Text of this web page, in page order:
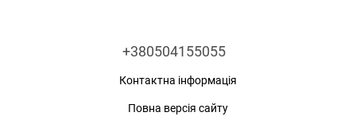
+380504155055
Контактна інформація
Повна версія сайту